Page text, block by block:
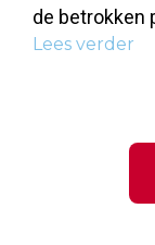
de betrokken
Lees verder